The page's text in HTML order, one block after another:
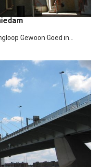
Gewoon Goed in...